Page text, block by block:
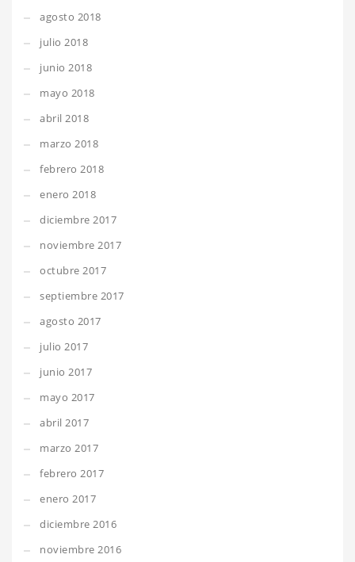
agosto 2018
julio 2018
junio 2018
mayo 2018
abril 2018
marzo 2018
febrero 2018
enero 2018
diciembre 2017
noviembre 2017
octubre 2017
septiembre 2017
agosto 2017
julio 2017
junio 2017
mayo 2017
abril 2017
marzo 2017
febrero 2017
enero 2017
diciembre 2016
noviembre 2016